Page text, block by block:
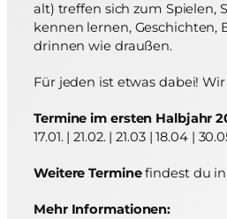
alt) treffen sich zum Spielen,
kennen lernen, Geschichten,
drinnen wie draußen.
Für jeden ist etwas dabei!
Termine im ersten Halbjahr
17.01. | 21.02. | 21.03 | 18.04 |
Weitere Terminefindest du
Mehr Informationen: